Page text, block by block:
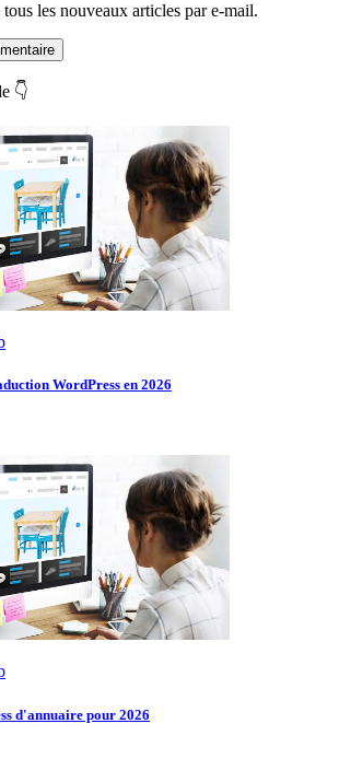
les nouveaux articles par e-mail.
👇
WordPress en 2026
d'annuaire pour 2026